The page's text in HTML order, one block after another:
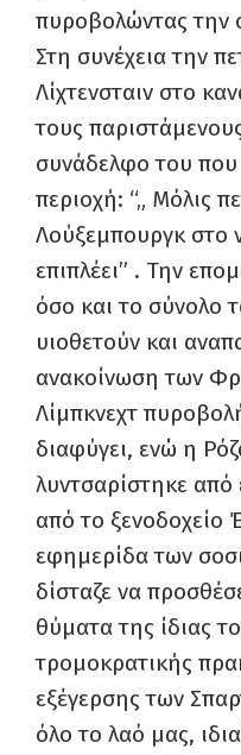
πυροβολώντας την
Στη συνέχεια την
Λίχτενσταιν στο
τους
συνάδελφο του που
περιοχή: “„ Μόλις
Λούξεμπουργκ στο
επιπλέει” . Την
όσο και το σύνολο
υιοθετούν και
ανακοίνωση των
Λίμπκνεχτ
διαφύγει, ενώ η
λυντσαρίστηκε από
από το ξενοδοχείο
εφημερίδα των
δίσταζε να
θύματα της ίδιας
τρομοκρατικής
εξέγερσης των
όλο το λαό μας,